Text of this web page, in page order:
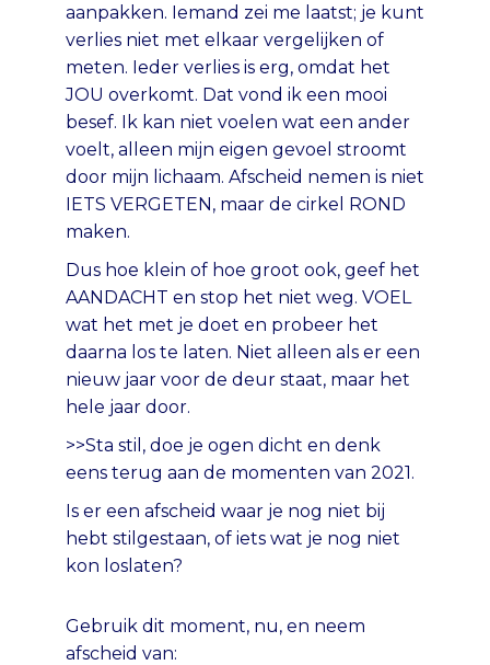
aanpakken. Iemand zei me laatst; je kunt
verlies niet met elkaar vergelijken of
meten. Ieder verlies is erg, omdat het
JOU overkomt. Dat vond ik een mooi
besef. Ik kan niet voelen wat een ander
voelt, alleen mijn eigen gevoel stroomt
door mijn lichaam. Afscheid nemen is niet
IETS VERGETEN, maar de cirkel ROND
maken.
Dus hoe klein of hoe groot ook, geef het
AANDACHT en stop het niet weg. VOEL
wat het met je doet en probeer het
daarna los te laten. Niet alleen als er een
nieuw jaar voor de deur staat, maar het
hele jaar door.
>>Sta stil, doe je ogen dicht en denk
eens terug aan de momenten van 2021.
Is er een afscheid waar je nog niet bij
hebt stilgestaan, of iets wat je nog niet
kon loslaten?
Gebruik dit moment, nu, en neem
afscheid van: